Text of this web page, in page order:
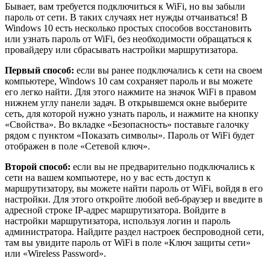
Бывает, вам требуется подключиться к WiFi, но вы забыли
пароль от сети. В таких случаях нет нужды отчаиваться! В
Windows 10 есть несколько простых способов восстановить
или узнать пароль от WiFi, без необходимости обращаться к
провайдеру или сбрасывать настройки маршрутизатора.
Первый способ: если вы ранее подключались к сети на своем
компьютере, Windows 10 сам сохраняет пароль и вы можете
его легко найти. Для этого нажмите на значок WiFi в правом
нижнем углу панели задач. В открывшемся окне выберите
сеть, для которой нужно узнать пароль, и нажмите на кнопку
«Свойства». Во вкладке «Безопасность» поставьте галочку
рядом с пунктом «Показать символы». Пароль от WiFi будет
отображен в поле «Сетевой ключ».
Второй способ: если вы не предварительно подключались к
сети на вашем компьютере, но у вас есть доступ к
маршрутизатору, вы можете найти пароль от WiFi, войдя в его
настройки. Для этого откройте любой веб-браузер и введите в
адресной строке IP-адрес маршрутизатора. Войдите в
настройки маршрутизатора, используя логин и пароль
администратора. Найдите раздел настроек беспроводной сети,
там вы увидите пароль от WiFi в поле «Ключ защиты сети»
или «Wireless Password».